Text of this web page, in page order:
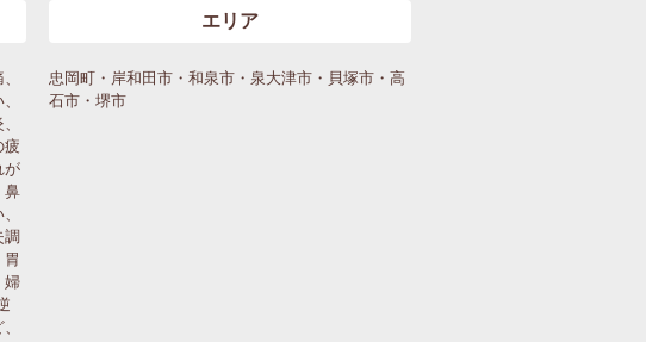
疲
が
鼻
調
婦
エリア
忠岡町・岸和田市・和泉市・泉大津市・貝塚市・高
石市・堺市